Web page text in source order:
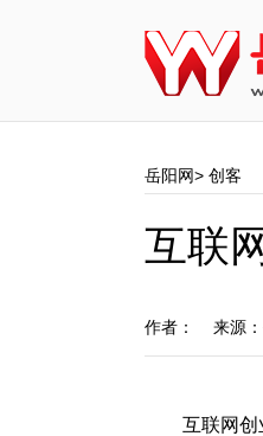
岳阳网> 创客
互联
作者： 来源
互联网创